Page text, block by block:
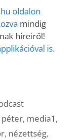
oldalon
mindig
híreiről!
is.
péter, media1 ,
, nézettség,